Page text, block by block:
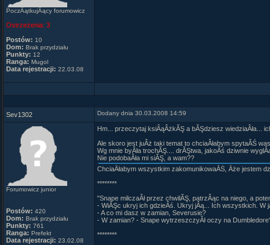
PoczÂątkujÂący forumowicz
Ostrzeżenia: 3
Postów: 10
Dom: Brak przydziału
Punkty: 12
Ranga: Mugol
Data rejestracji: 22.03.08
Sev1302 Dodany dnia 30.03.2008 14:59
Forumowicz junior
Postów: 420
Dom: Brak przydziału
Punkty: 761
Ranga: Prefekt
Data rejestracji: 23.02.08
Hm... przeczytaj ksiÂąÂżkĂŞ a bĂŞdziesz wiedziaÂła...
Ale skoro jest juÂż taki temat to chciaÂłabym spytaĂŚ
Wg mnie byÂła trochĂŞ.... drĂŞtwa, jakoÂś dziwnie
Nie podobaÂła mi siĂŞ, a wam??
ChciaÂłabym wszystkim zakomunikowaĂŚ, Âże jestem
********
"Snape milczaÂł przez chwilĂŞ, patrzÂąc na niego, a
- WiĂŞc ukryj ich gdzieÂś. Ukryj jÂą... Ich wszystkich. W
- A co mi dasz w zamian, Severusie?
- W zamian? - Snape wytrzeszczyÂł oczy na
********